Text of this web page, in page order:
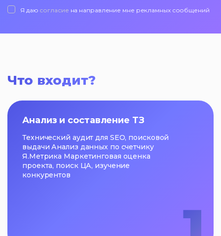
Я даю согласие на направление мне рекламных сообщений
Что входит?
Анализ и составление ТЗ
Технический аудит для SEO, поисковой
выдачи Анализ данных по счетчику
Я.Метрика Маркетинговая оценка
проекта, поиск ЦА, изучение
конкурентов